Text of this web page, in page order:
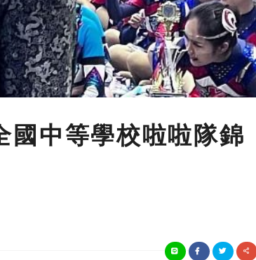
國中等學校啦啦隊錦